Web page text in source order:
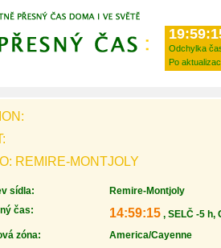
Odchylka
Po
REMIRE-MONTJOLY
sídla:
Remire-Montjoly
čas:
14:59:15 , SELČ -5 h,
zóna:
America/Cayenne